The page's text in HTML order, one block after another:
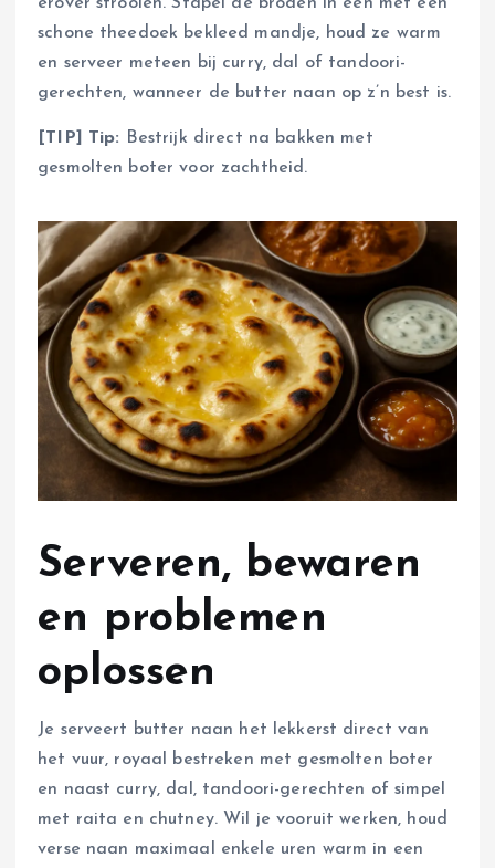
schone theedoek bekleed mandje, houd ze warm
en serveer meteen bij curry, dal of tandoori-
gerechten, wanneer de butter naan op z’n best is.
[TIP] Tip: Bestrijk direct na bakken met
gesmolten boter voor zachtheid.
Serveren, bewaren
en problemen
oplossen
Je serveert butter naan het lekkerst direct van
het vuur, royaal bestreken met gesmolten boter
en naast curry, dal, tandoori-gerechten of simpel
met raita en chutney. Wil je vooruit werken, houd
verse naan maximaal enkele uren warm in een